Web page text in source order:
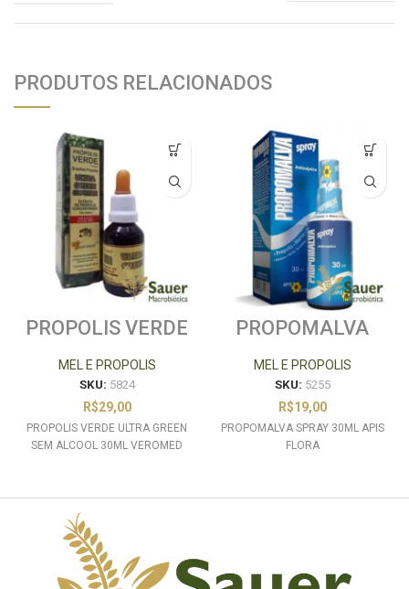
PRODUTOS RELACIONADOS
PROPOLIS VERDE
SEM ALCOOL
30ML VEROMED
MEL E PROPOLIS
SKU: 5824
R$29,00
PROPOLIS VERDE ULTRA GREEN
SEM ALCOOL 30ML VEROMED
PROPOMALVA
APIS FLORA
MEL E PROPOLIS
SKU: 5255
R$19,00
PROPOMALVA SPRAY 30ML APIS
FLORA